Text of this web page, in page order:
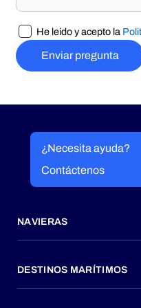
He leido y acepto la
Enviar pregunta
¿Necesita ayuda?
Contáctenos
NAVIERAS
DESTINOS MARÍTIMOS